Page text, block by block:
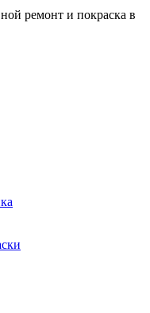
ремонт и покраска в